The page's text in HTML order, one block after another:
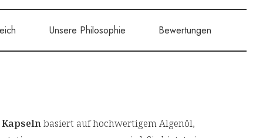
Unsere Philosophie Bewertungen
basiert auf hochwertigem Algenöl,